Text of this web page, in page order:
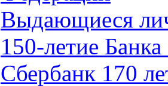
Выдающиеся
150-летие
Сбербанк 170